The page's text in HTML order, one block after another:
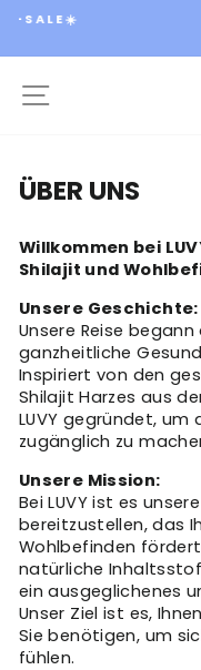
Direkt
Inhalt
ÜBER UNS
Willkommen bei
Shilajit und
Unsere Geschichte:
Unsere Reise
ganzheitliche
Inspiriert von den
Shilajit Harzes aus
LUVY gegründet,
zugänglich zu
Unsere Mission:
Bei LUVY ist es
bereitzustellen, das
Wohlbefinden
natürliche
ein ausgeglichenes
Unser Ziel ist es,
Sie benötigen, um
fühlen.